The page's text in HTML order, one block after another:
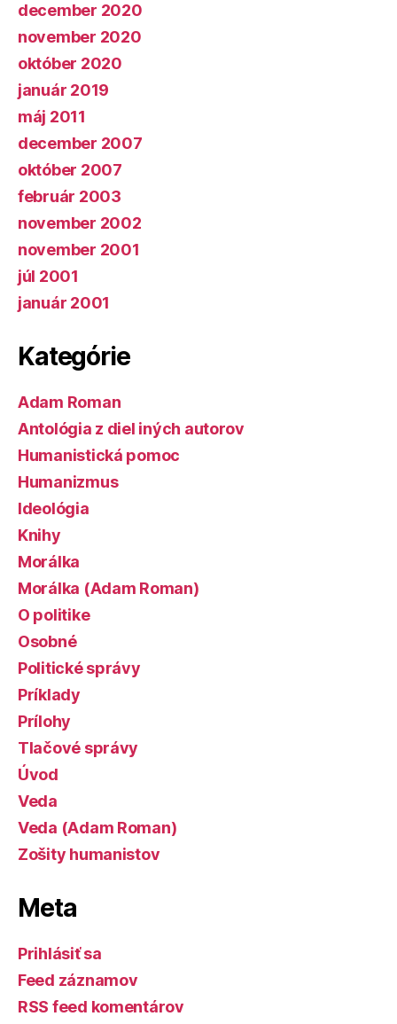
december 2020
november 2020
október 2020
január 2019
máj 2011
december 2007
október 2007
február 2003
november 2002
november 2001
júl 2001
január 2001
Kategórie
Adam Roman
Antológia z diel iných autorov
Humanistická pomoc
Humanizmus
Ideológia
Knihy
Morálka
Morálka (Adam Roman)
O politike
Osobné
Politické správy
Príklady
Prílohy
Tlačové správy
Úvod
Veda
Veda (Adam Roman)
Zošity humanistov
Meta
Prihlásiť sa
Feed záznamov
RSS feed komentárov